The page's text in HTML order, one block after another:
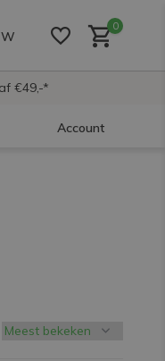
0
€49,-*
Account